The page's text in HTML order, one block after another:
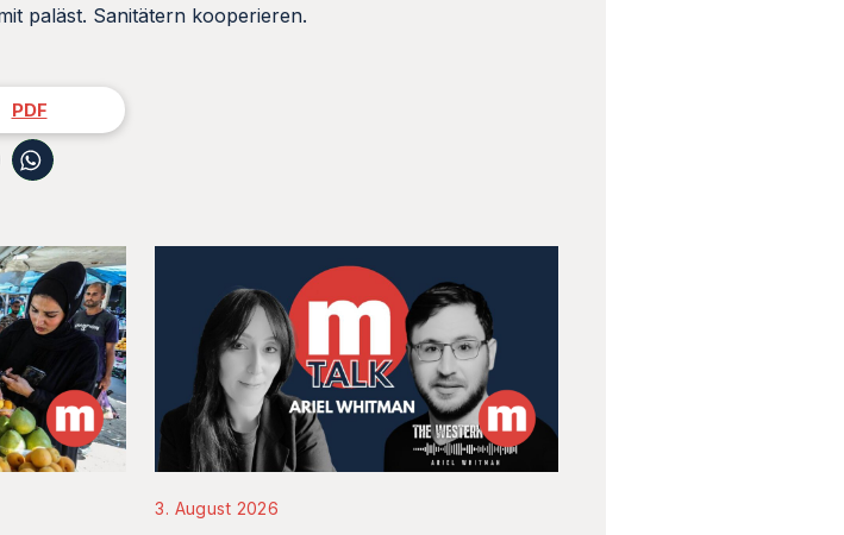
paläst. Sanitätern kooperieren.
PDF
3. August 2026